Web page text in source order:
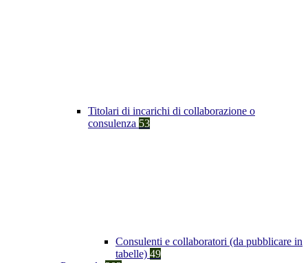
Titolari di incarichi di collaborazione o
consulenza 53
Consulenti e collaboratori (da pubblicare in
tabelle) 49